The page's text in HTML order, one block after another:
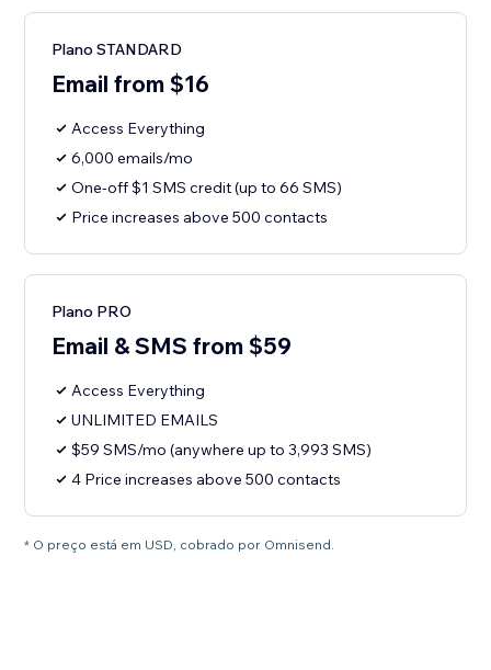
Plano STANDARD
Email from $16
Access Everything
6,000 emails/mo
One-off $1 SMS credit (up to 66 SMS)
Price increases above 500 contacts
Plano PRO
Email & SMS from $59
Access Everything
UNLIMITED EMAILS
$59 SMS/mo (anywhere up to 3,993 SMS)
4 Price increases above 500 contacts
* O preço está em USD, cobrado por Omnisend.